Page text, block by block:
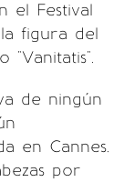
el Festival
figura del
"Vanitatis".
de ningún
en Cannes.
por